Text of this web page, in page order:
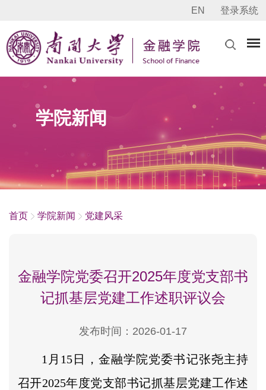
EN 登录系统
学院新闻
首页 学院新闻 党建风采
金融学院党委召开2025年度党支部书
记抓基层党建工作述职评议会
发布时间：2026-01-17
1月15日，金融学院党委书记张尧主持
召开2025年度党支部书记抓基层党建工作述